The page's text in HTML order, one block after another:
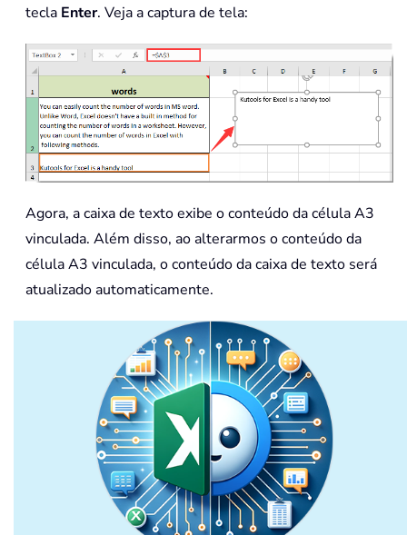
tecla Enter. Veja a captura de tela:
Agora, a caixa de texto exibe o conteúdo da célula A3
vinculada. Além disso, ao alterarmos o conteúdo da
célula A3 vinculada, o conteúdo da caixa de texto será
atualizado automaticamente.